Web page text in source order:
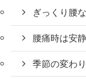
ぎっくり腰
腰痛時は安
季節の変わ